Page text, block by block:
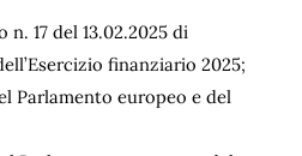
17 del 13.02.2025 di
finanziario 2025;
Parlamento europeo e del